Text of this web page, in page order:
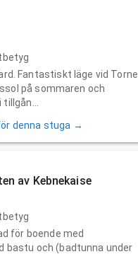
Fantastiskt läge vid Torne
på sommaren och
denna stuga →
av Kebnekaise
för boende med
bastu och (badtunna under